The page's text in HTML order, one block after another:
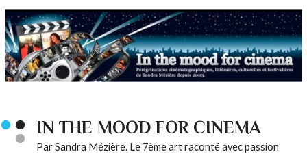
IN THE MOOD FOR CINEMA
Par Sandra Mézière. Le 7ème art raconté avec passion